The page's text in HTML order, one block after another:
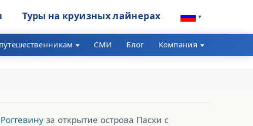
Туры на круизных лайнерах ▾
СМИ Блог Компания
за открытие острова Пасхи с